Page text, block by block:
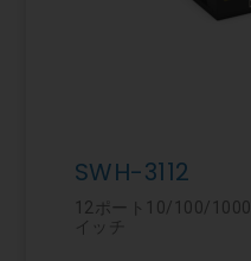
SWH-3112
12ポート10/100/
イッチ